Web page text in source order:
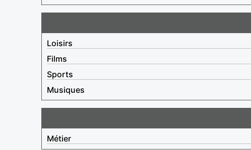
Loisirs
Films
Sports
Musiques
Métier